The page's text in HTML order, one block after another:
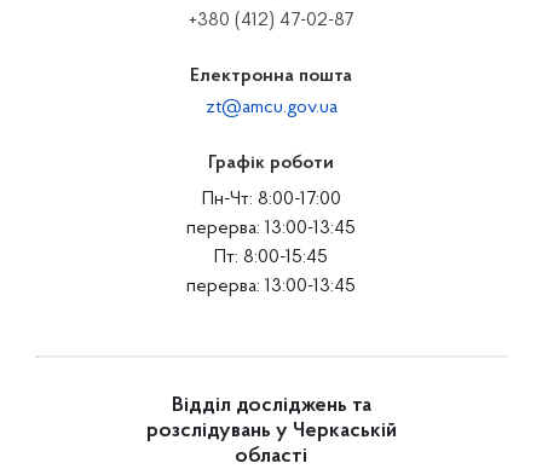
+380 (412) 47-02-87
Електронна пошта
zt@amcu.gov.ua
Графік роботи
Пн-Чт: 8:00-17:00
перерва: 13:00-13:45
Пт: 8:00-15:45
перерва: 13:00-13:45
Відділ досліджень та
розслідувань у Черкаській
області